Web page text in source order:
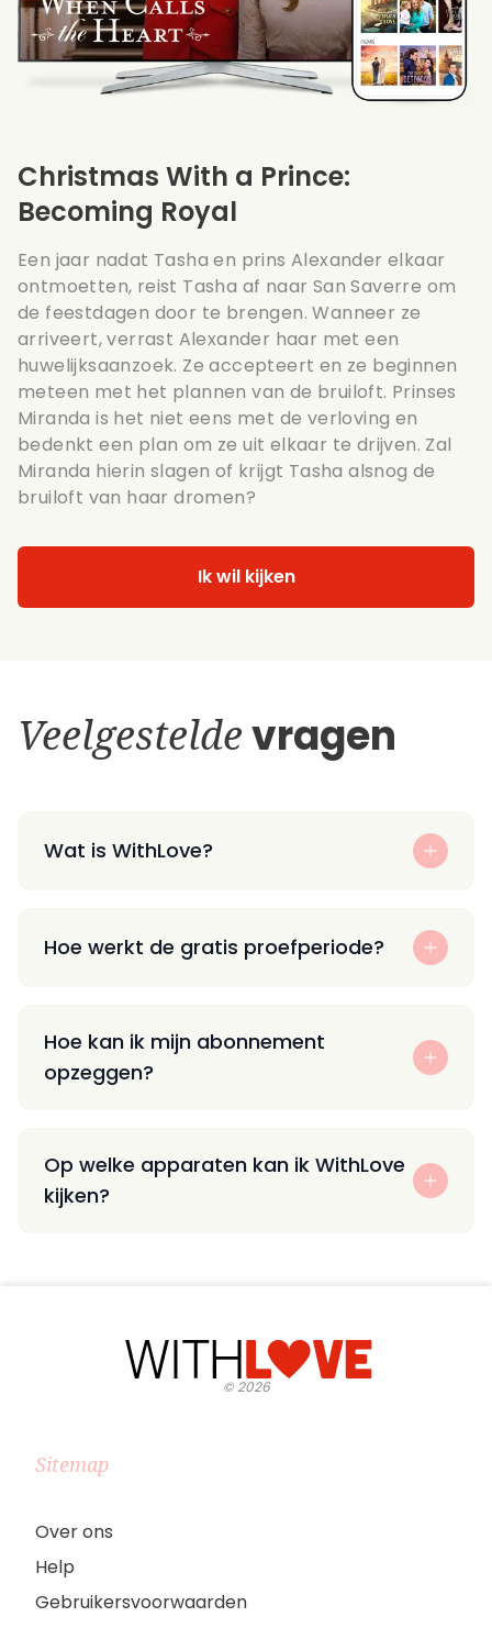
Christmas With a Prince:
Becoming Royal
Een jaar nadat Tasha en prins Alexander elkaar
ontmoetten, reist Tasha af naar San Saverre om
de feestdagen door te brengen. Wanneer ze
arriveert, verrast Alexander haar met een
huwelijksaanzoek. Ze accepteert en ze beginnen
meteen met het plannen van de bruiloft. Prinses
Miranda is het niet eens met de verloving en
bedenkt een plan om ze uit elkaar te drijven. Zal
Miranda hierin slagen of krijgt Tasha alsnog de
bruiloft van haar dromen?
Ik wil kijken
Veelgesteldevragen
Wat is WithLove?
Hoe werkt de gratis proefperiode?
Hoe kan ik mijn abonnement
opzeggen?
Op welke apparaten kan ik WithLove
kijken?
©2026
Sitemap
Over ons
Help
Gebruikersvoorwaarden